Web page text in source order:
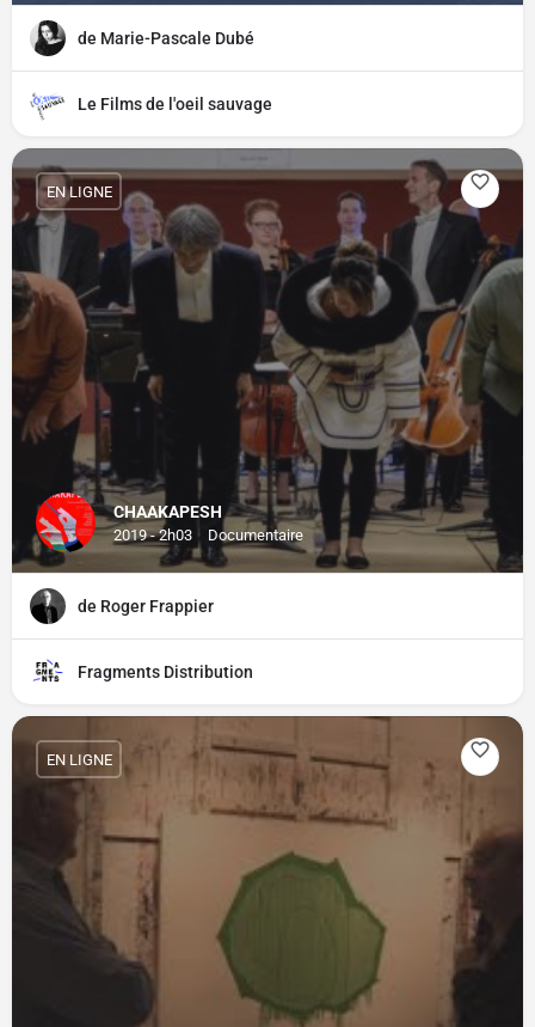
de Marie-Pascale Dubé
Le Films de l'oeil sauvage
CHAAKAPESH
2019 - 2h03 Documentaire
EN LIGNE
de Roger Frappier
Fragments Distribution
EN LIGNE